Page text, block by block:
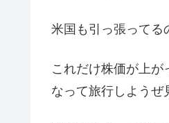
米国も引っ張ってる
これだけ株価が上が
なって旅行しようぜ